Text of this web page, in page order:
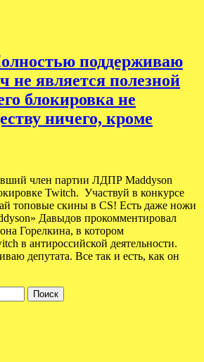
поддерживаю
не является полезной
блокировка не
ничего, кроме
член партии ЛДПР Maddyson
Twitch. Участвуй в конкурсе
топовые скины в CS! Есть даже ножи
Давыдов прокомментировал
Горелкина, в котором
в антироссийской деятельности.
депутата. Все так и есть, как он